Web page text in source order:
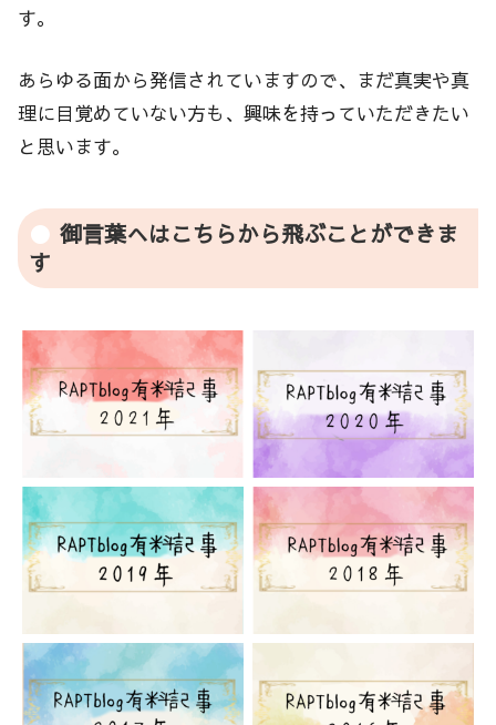
す。
あらゆる面から発信されていますので、まだ真実や真
理に目覚めていない方も、興味を持っていただきたい
と思います。
御言葉へはこちらから飛ぶことができま
す